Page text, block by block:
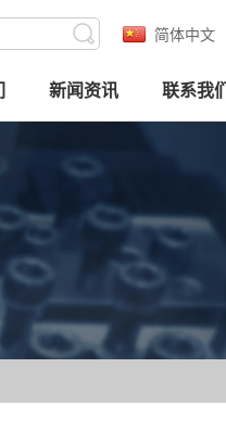
简体中文
新闻资讯 联系我们